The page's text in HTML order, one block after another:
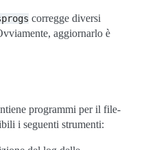
corregge diversi
aggiornarlo è
programmi per il file-
i seguenti strumenti: